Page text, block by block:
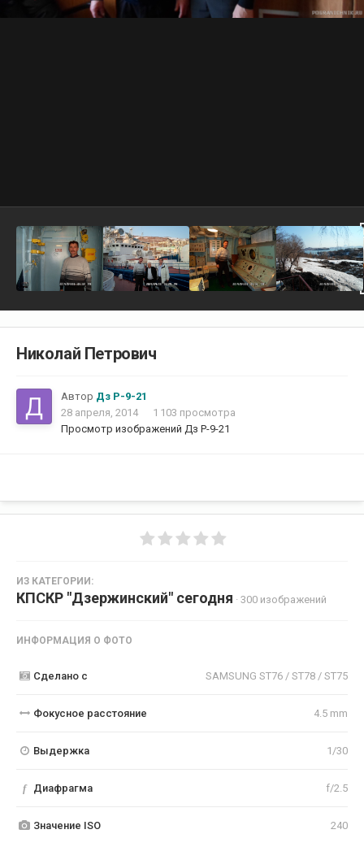
Николай Петрович
Автор Дз Р-9-21
28 апреля, 2014
1 103 просмотра
Просмотр изображений Дз Р-9-21
ИЗ КАТЕГОРИИ:
КПСКР "Дзержинский" сегодня · 300 изображений
ИНФОРМАЦИЯ О ФОТО
Сделано с SAMSUNG ST76 / ST78 / ST75
Фокусное расстояние 4.5 mm
Выдержка 1/30
f Диафрагма f/2.5
Значение ISO 240